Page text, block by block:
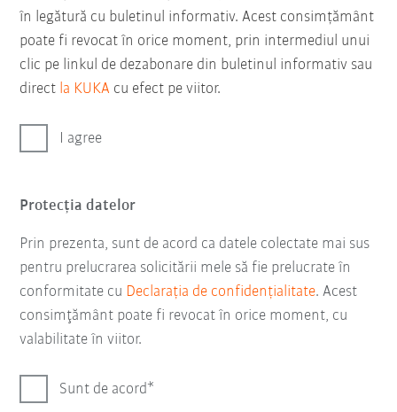
în legătură cu buletinul informativ. Acest consimțământ
poate fi revocat în orice moment, prin intermediul unui
clic pe linkul de dezabonare din buletinul informativ sau
direct la KUKA cu efect pe viitor.
I agree
Protecţia datelor
Prin prezenta, sunt de acord ca datele colectate mai sus
pentru prelucrarea solicitării mele să fie prelucrate în
conformitate cu Declarația de confidențialitate. Acest
consimţământ poate fi revocat în orice moment, cu
valabilitate în viitor.
Sunt de acord